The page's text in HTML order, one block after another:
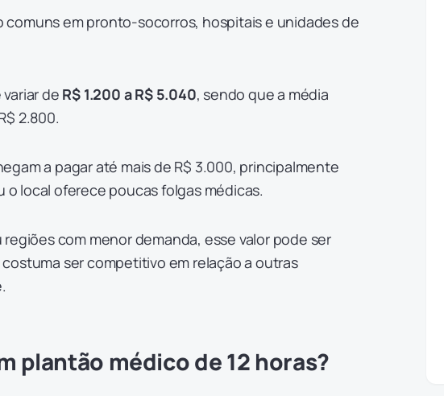
comuns em pronto-socorros, hospitais e unidades de
de R$ 1.200 a R$ 5.040, sendo que a média
2.800.
a pagar até mais de R$ 3.000, principalmente
o local oferece poucas folgas médicas.
com menor demanda, esse valor pode ser
costuma ser competitivo em relação a outras
plantão médico de 12 horas?